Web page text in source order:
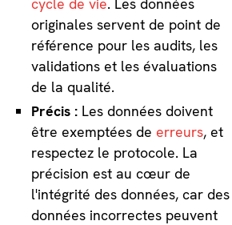
originales servent de point de
référence pour les audits, les
validations et les évaluations
de la qualité.
Précis : Les données doivent
être exemptées de erreurs, et
respectez le protocole. La
précision est au cœur de
l'intégrité des données, car des
données incorrectes peuvent